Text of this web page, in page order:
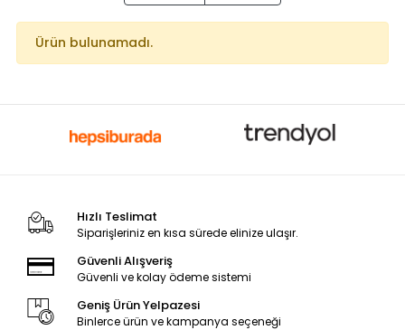
Ürün bulunamadı.
Hızlı Teslimat
Siparişleriniz en kısa sürede elinize ulaşır.
Güvenli Alışveriş
Güvenli ve kolay ödeme sistemi
Geniş Ürün Yelpazesi
Binlerce ürün ve kampanya seçeneği